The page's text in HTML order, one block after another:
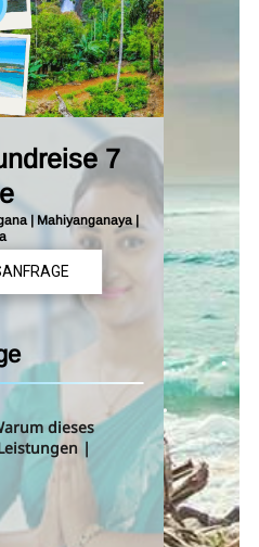
| Mahiyanganaya |
dieses
|
7